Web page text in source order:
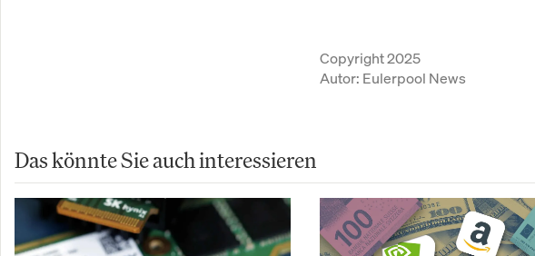
Copyright 2025
Autor: Eulerpool News
Das könnte Sie auch interessieren